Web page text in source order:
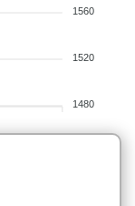
1560
1520
1480